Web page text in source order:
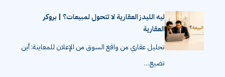
ليه الليدز العقارية لا تتحول لمبيعات؟ | بروكر
العقارية
تحليل عقاري من واقع السوق من الإعلان للمعاينة: أين
تضيع…